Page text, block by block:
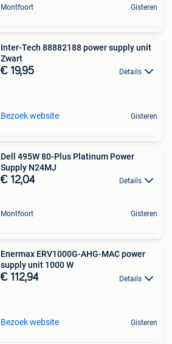
Montfoort Gisteren
Inter-Tech 88882188 power supply unit
Zwart
€ 19,95 Details
Bezoek website Gisteren
Dell 495W 80-Plus Platinum Power
Supply N24MJ
€ 12,04 Details
Montfoort Gisteren
Enermax ERV1000G-AHG-MAC power
supply unit 1000 W
€ 112,94 Details
Bezoek website Gisteren